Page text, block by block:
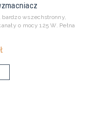
wszechstronny,
o mocy 125 W. Pełna